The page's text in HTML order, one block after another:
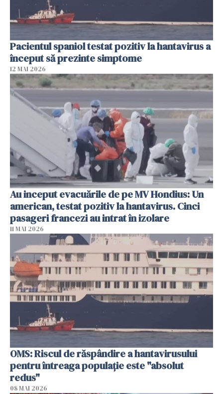
Pacientul spaniol testat pozitiv la hantavirus a
început să prezinte simptome
12 MAI 2026
Au inceput evacuările de pe MV Hondius: Un
american, testat pozitiv la hantavirus. Cinci
pasageri francezi au intrat în izolare
11 MAI 2026
OMS: Riscul de răspândire a hantavirusului
pentru întreaga populaţie este "absolut
redus"
08 MAI 2026